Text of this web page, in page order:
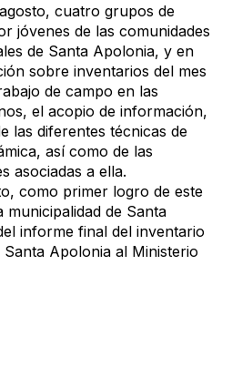
cuatro grupos de
jóvenes de las comunidades
de Santa Apolonia, y en
sobre inventarios del mes
de campo en las
el acopio de información,
las diferentes técnicas de
así como de las
asociadas a ella.
como primer logro de este
de Santa
informe final del inventario
Apolonia al Ministerio